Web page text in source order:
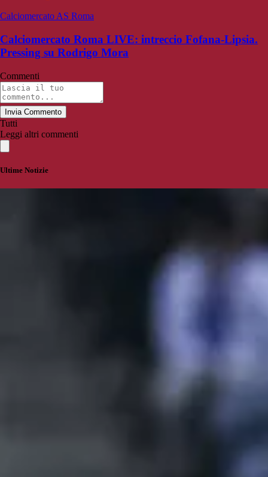
Calciomercato AS Roma
Calciomercato Roma LIVE: intreccio Fofana-Lipsia.
Pressing su Rodrigo Mora
Commenti
Invia Commento
Tutti
Leggi altri commenti
Ultime Notizie